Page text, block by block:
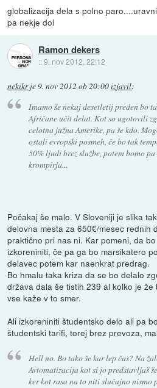
globalizacija dela s polno
pa nekje dol
Ramon dekers
::9. nov 2012, 22:12
nekikrje9. nov 2012 ob 20:00izjavil:
Imamo še nekaj desetletij preden bo
Afričane učit delat. Kot so ugotovili
celotna južna Amerike, pa še kdo.
ostali evropski posmeh, če bo tak
50% ljudi brez službe, potem bomo
krompirja...
Počakaj še malo. V Sloveniji je slika
delovna mesta za 650€/mesec rednih
praktično pri nas ni. Kar pomeni, da
izkoreniniti, če pa ga bo marsikatero
delavec potem kar naenkrat predrag.
Bo hmalu taka kriza da se bo delalo
država dala še tistih 239 al kolko je
vse kaže v to smer.
Ali izkoreniniti študentsko delo ali pa
študentski tarifi, torej brez prevoza,
Hell no. Bo tako še kar lep čas? Na
Avtomatizacija kot si jo predstavljaš
ker kot rasa na to niti slučajno nismo